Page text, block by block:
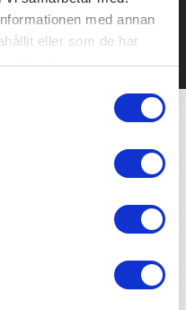
med annan
eller som de har
tjänster.
bara ställa frågor!
OSS